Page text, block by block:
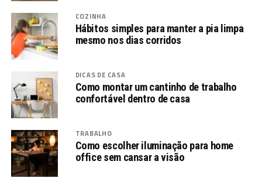
COZINHA
Hábitos simples para manter a pia limpa
mesmo nos dias corridos
DICAS DE CASA
Como montar um cantinho de trabalho
confortável dentro de casa
TRABALHO
Como escolher iluminação para home
office sem cansar a visão